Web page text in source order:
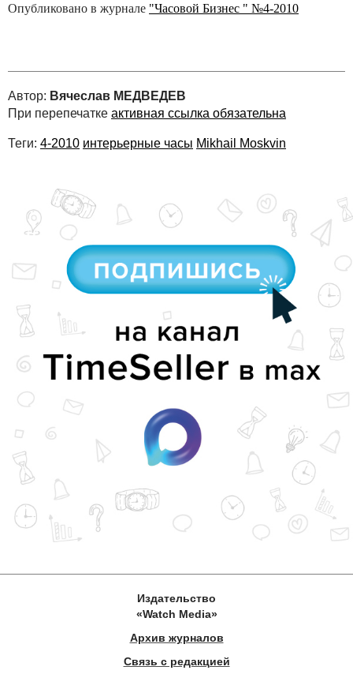
Опубликовано в журнале "Часовой Бизнес " №4-2010
Автор: Вячеслав МЕДВЕДЕВ
При перепечатке активная ссылка обязательна
Теги: 4-2010 интерьерные часы Mikhail Moskvin
Издательство
«Watch Media»
Архив журналов
Связь с редакцией